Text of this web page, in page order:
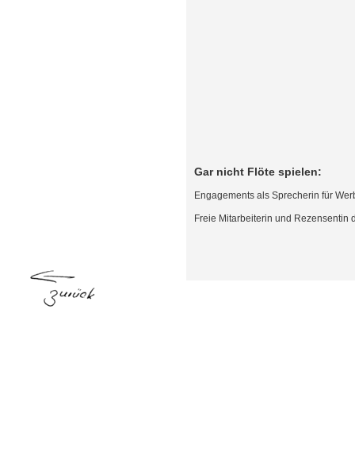
Gar nicht Flöte spielen:
Engagements als Sprecherin für
Freie Mitarbeiterin und Rezensentin